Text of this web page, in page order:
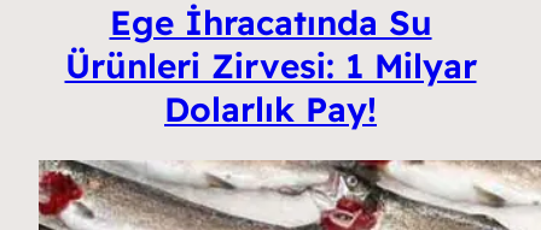
Ege İhracatında Su
Ürünleri Zirvesi: 1 Milyar
Dolarlık Pay!